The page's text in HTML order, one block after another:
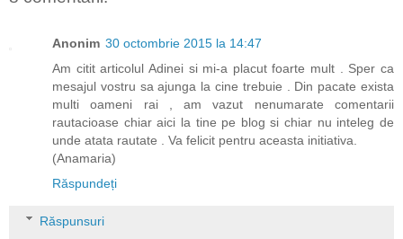
Anonim 30 octombrie 2015 la 14:47
Am citit articolul Adinei si mi-a placut foarte mult . Sper ca
mesajul vostru sa ajunga la cine trebuie . Din pacate exista
multi oameni rai , am vazut nenumarate comentarii
rautacioase chiar aici la tine pe blog si chiar nu inteleg de
unde atata rautate . Va felicit pentru aceasta initiativa.
(Anamaria)
Răspundeți
Răspunsuri